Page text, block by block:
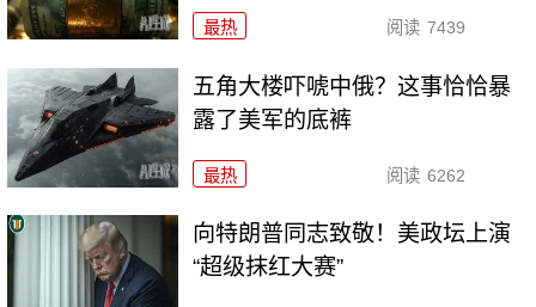
最热 阅读 7439
五角大楼吓唬中俄？这事恰恰暴
露了美军的底裤
最热 阅读 6262
向特朗普同志致敬！美政坛上演
“超级抹红大赛”